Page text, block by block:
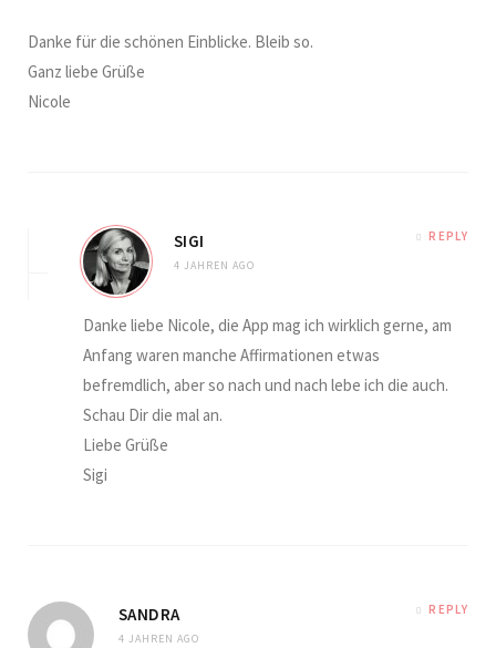
Danke für die schönen Einblicke. Bleib so.
Ganz liebe Grüße
Nicole
SIGI
4 JAHREN AGO
REPLY
Danke liebe Nicole, die App mag ich wirklich gerne, am
Anfang waren manche Affirmationen etwas
befremdlich, aber so nach und nach lebe ich die auch.
Schau Dir die mal an.
Liebe Grüße
Sigi
SANDRA
4 JAHREN AGO
REPLY